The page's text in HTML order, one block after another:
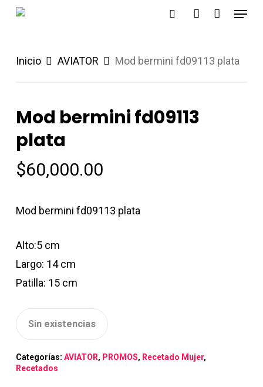
Skip
content
Menu
Inicio AVIATOR Mod bermini fd09113 plata
Mod bermini fd09113
plata
$60,000.00
Mod bermini fd09113 plata
Alto:5 cm
Largo: 14 cm
Patilla: 15 cm
Sin existencias
Categorías: AVIATOR, PROMOS, Recetado Mujer,
Recetados